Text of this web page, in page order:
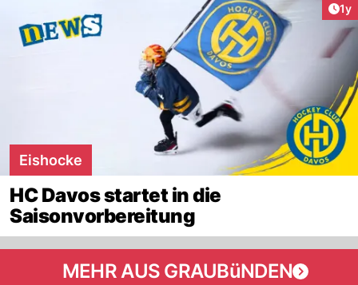
1y
Eishocke
HC Davos startet in die
Saisonvorbereitung
MEHR AUS GRAUBüNDEN